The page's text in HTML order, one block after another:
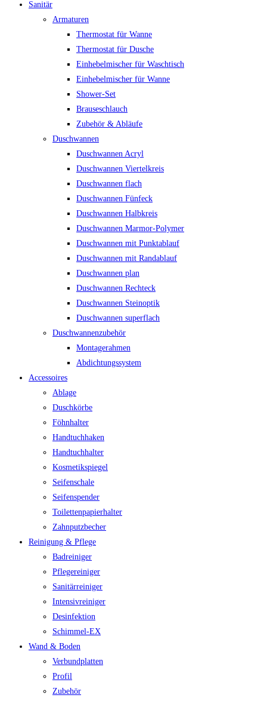
Sanitär
Armaturen
Thermostat für Wanne
Thermostat für Dusche
Einhebelmischer für Waschtisch
Einhebelmischer für Wanne
Shower-Set
Brauseschlauch
Zubehör & Abläufe
Duschwannen
Duschwannen Acryl
Duschwannen Viertelkreis
Duschwannen flach
Duschwannen Fünfeck
Duschwannen Halbkreis
Duschwannen Marmor-Polymer
Duschwannen mit Punktablauf
Duschwannen mit Randablauf
Duschwannen plan
Duschwannen Rechteck
Duschwannen Steinoptik
Duschwannen superflach
Duschwannenzubehör
Montagerahmen
Abdichtungssystem
Accessoires
Ablage
Duschkörbe
Föhnhalter
Handtuchhaken
Handtuchhalter
Kosmetikspiegel
Seifenschale
Seifenspender
Toilettenpapierhalter
Zahnputzbecher
Reinigung & Pflege
Badreiniger
Pflegereiniger
Sanitärreiniger
Intensivreiniger
Desinfektion
Schimmel-EX
Wand & Boden
Verbundplatten
Profil
Zubehör